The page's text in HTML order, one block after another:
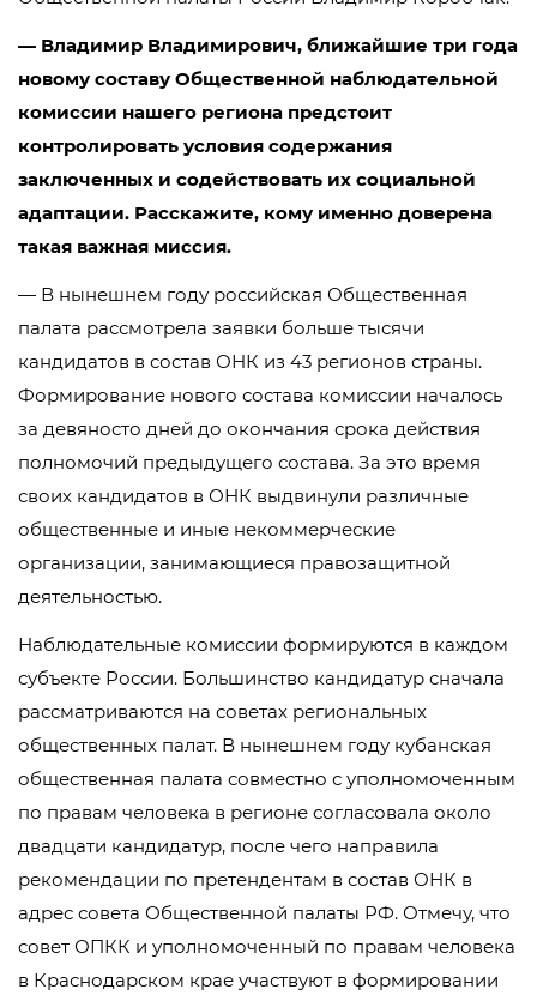
— Владимир Владимирович, ближайшие три года
новому составу Общественной наблюдательной
комиссии нашего региона предстоит
контролировать условия содержания
заключенных и содействовать их социальной
адаптации. Расскажите, кому именно доверена
такая важная миссия.
— В нынешнем году российская Общественная
палата рассмотрела заявки больше тысячи
кандидатов в состав ОНК из 43 регионов страны.
Формирование нового состава комиссии началось
за девяносто дней до окончания срока действия
полномочий предыдущего состава. За это время
своих кандидатов в ОНК выдвинули различные
общественные и иные некоммерческие
организации, занимающиеся правозащитной
деятельностью.
Наблюдательные комиссии формируются в каждом
субъекте России. Большинство кандидатур сначала
рассматриваются на советах региональных
общественных палат. В нынешнем году кубанская
общественная палата совместно с уполномоченным
по правам человека в регионе согласовала около
двадцати кандидатур, после чего направила
рекомендации по претендентам в состав ОНК в
адрес совета Общественной палаты РФ. Отмечу, что
совет ОПКК и уполномоченный по правам человека
в Краснодарском крае участвуют в формировании